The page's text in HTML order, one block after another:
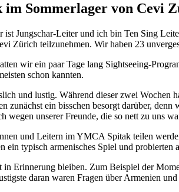
im Sommerlager von Cevi
Jungschar-Leiter und ich bin Ten Sing
Zürich teilzunehmen. Wir haben 23
wir ein paar Tage lang Sightseeing-
schon kannten.
und lustig. Während dieser zwei
zunächst ein bisschen besorgt darüber,
unserer Freunde, die so nett zu uns
und Leitern im YMCA Spitak teilen
ein typisch armenisches Spiel und probierten
Erinnerung bleiben. Zum Beispiel der
daran waren Fragen über Armenien